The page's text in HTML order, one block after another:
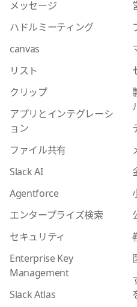
メッセージ
ハドルミーティング
canvas
リスト
クリップ
アプリとインテグレーシ
ョン
ファイル共有
Slack AI
Agentforce
エンタープライズ検索
セキュリティ
Enterprise Key
Management
Slack Atlas